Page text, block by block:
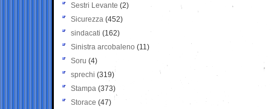
Sestri Levante (2)
Sicurezza (452)
sindacati (162)
Sinistra arcobaleno (11)
Soru (4)
sprechi (319)
Stampa (373)
Storace (47)